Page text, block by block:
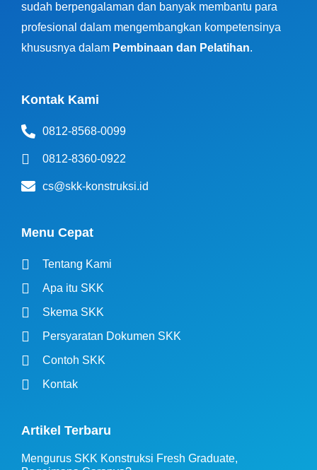
sudah berpengalaman dan banyak membantu para
profesional dalam mengembangkan kompetensinya
khususnya dalam Pembinaan dan Pelatihan.
Kontak Kami
0812-8568-0099
0812-8360-0922
cs@skk-konstruksi.id
Menu Cepat
Tentang Kami
Apa itu SKK
Skema SKK
Persyaratan Dokumen SKK
Contoh SKK
Kontak
Artikel Terbaru
Mengurus SKK Konstruksi Fresh Graduate,